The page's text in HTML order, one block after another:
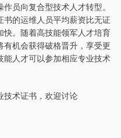
员向复合型技术人才转型。
的运维人员平均薪资比无证
。随着高技能领军人才培育
机会获得破格晋升，享受更
人才可以参加相应专业技术
技术证书，欢迎讨论